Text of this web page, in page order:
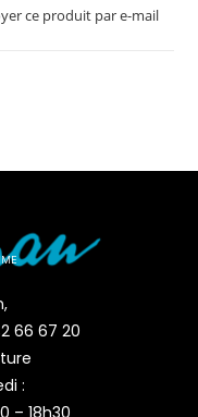
ce produit par e-mail
66 67 20
: